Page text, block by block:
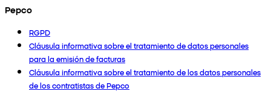
Pepco
RGPD
Cláusula informativa sobre el tratamiento de datos personales
para la emisión de facturas
Cláusula informativa sobre el tratamiento de los datos personales
de los contratistas de Pepco